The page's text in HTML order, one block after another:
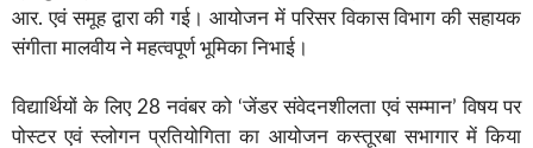
आर. एवं समूह द्वारा की गई। आयोजन में परिसर विकास विभाग की सहायक
संगीता मालवीय ने महत्वपूर्ण भूमिका निभाई।
विद्यार्थियों के लिए 28 नवंबर को ‘जेंडर संवेदनशीलता एवं सम्मान’ विषय पर
पोस्टर एवं स्लोगन प्रतियोगिता का आयोजन कस्तूरबा सभागार में किया